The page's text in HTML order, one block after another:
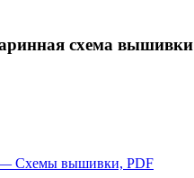
схема вышивки